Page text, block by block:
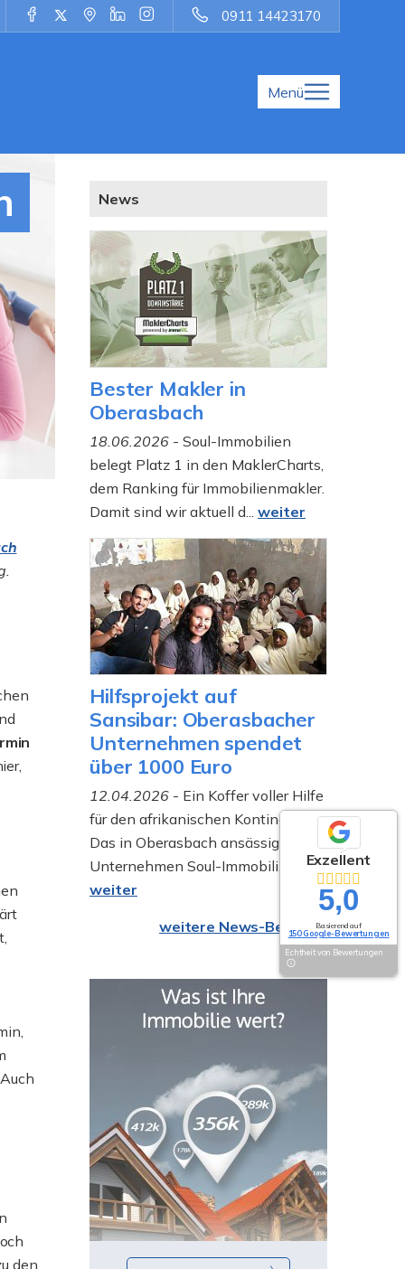
0911 14423170
Menü
den
News
Bester Makler in
Oberasbach
18.06.2026 - Soul-Immobilien
belegt Platz 1 in den MaklerCharts,
dem Ranking für Immobilienmakler.
Damit sind wir aktuell d... weiter
Hilfsprojekt auf
Sansibar: Oberasbacher
Unternehmen spendet
über 1000 Euro
12.04.2026 - Ein Koffer voller Hilfe
für den afrikanischen Kontinent:
Das in Oberasbach ansässige
Unternehmen Soul-Immobili...
weiter
weitere News-Beiträge
Exzellent
5,0
Basierend auf
150 Google-Bewertungen
Echtheit von Bewertungen